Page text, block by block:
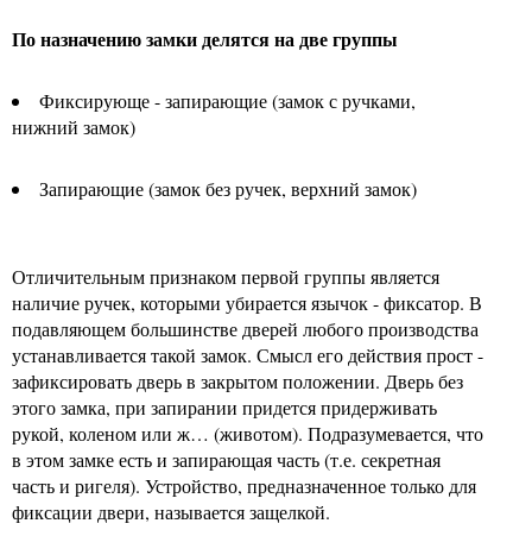
По назначению замки делятся на две группы
Фиксирующе - запирающие (замок с ручками,
нижний замок)
Запирающие (замок без ручек, верхний замок)
Отличительным признаком первой группы является
наличие ручек, которыми убирается язычок - фиксатор. В
подавляющем большинстве дверей любого производства
устанавливается такой замок. Смысл его действия прост -
зафиксировать дверь в закрытом положении. Дверь без
этого замка, при запирании придется придерживать
рукой, коленом или ж… (животом). Подразумевается, что
в этом замке есть и запирающая часть (т.е. секретная
часть и ригеля). Устройство, предназначенное только для
фиксации двери, называется защелкой.